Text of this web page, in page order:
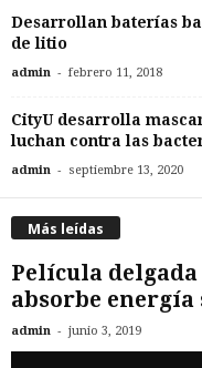
Desarrollan baterías
de litio
admin - febrero 11, 2018
CityU desarrolla
luchan contra las
admin - septiembre 13, 2020
Más leídas
Película delgada
absorbe energía
admin - junio 3, 2019